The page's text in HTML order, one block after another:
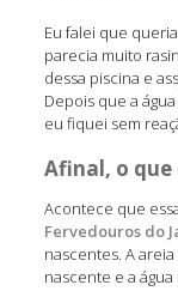
Eu falei que
parecia muito
dessa piscina e
Depois que a
eu fiquei sem
Afinal, o
Acontece que
Fervedouros do
nascentes. A
nascente e a